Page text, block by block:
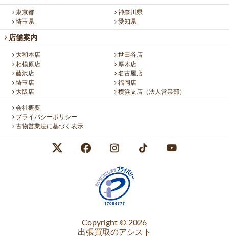
東京都
神奈川県
埼玉県
愛知県
店舗案内
大和本店
世田谷店
相模原店
厚木店
藤沢店
名古屋店
埼玉店
福岡店
大阪店
横浜支店（法人営業部）
会社概要
プライバシーポリシー
古物営業法に基づく表示
Copyright © 2026
出張買取のアシスト